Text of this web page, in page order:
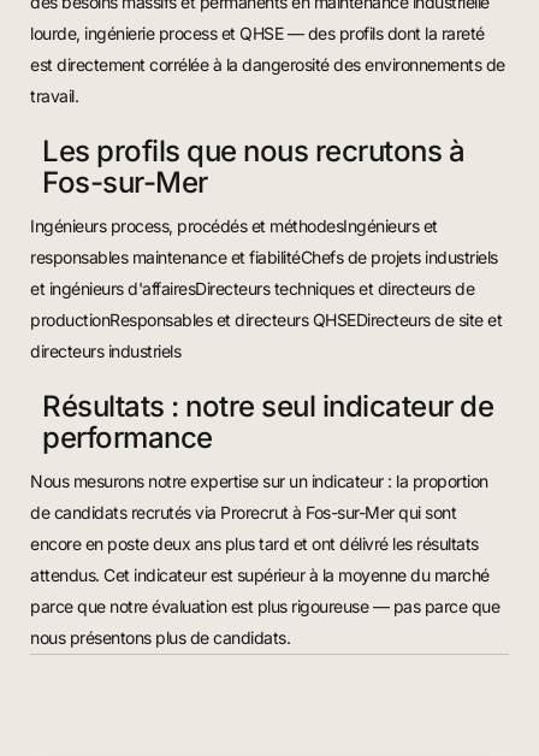
lourde, ingénierie process et QHSE — des profils dont la rareté
est directement corrélée à la dangerosité des environnements de
travail.
Les profils que nous recrutons à
Fos-sur-Mer
Ingénieurs process, procédés et méthodesIngénieurs et
responsables maintenance et fiabilitéChefs de projets industriels
et ingénieurs d'affairesDirecteurs techniques et directeurs de
productionResponsables et directeurs QHSEDirecteurs de site et
directeurs industriels
Résultats : notre seul indicateur de
performance
Nous mesurons notre expertise sur un indicateur : la proportion
de candidats recrutés via Prorecrut à Fos-sur-Mer qui sont
encore en poste deux ans plus tard et ont délivré les résultats
attendus. Cet indicateur est supérieur à la moyenne du marché
parce que notre évaluation est plus rigoureuse — pas parce que
nous présentons plus de candidats.